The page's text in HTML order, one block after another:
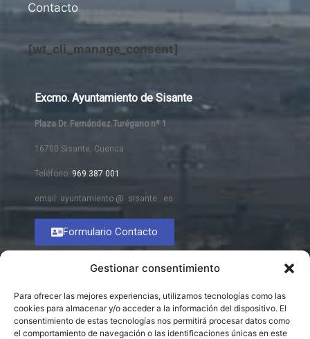
Gestionar consentimiento
Para ofrecer las mejores experiencias, utilizamos tecnologías como las
cookies para almacenar y/o acceder a la información del dispositivo. El
consentimiento de estas tecnologías nos permitirá procesar datos como
el comportamiento de navegación o las identificaciones únicas en este
Contacto
[wt_cli_manage_consent]
Excmo. Ayuntamiento de Sisante
Plaza Dr. Fernández Turégano nº 1
16700 Sisante, Cuenca
Teléfono: 969 387 001
email: ayuntamiento @ sisante . es
Formulario Contacto